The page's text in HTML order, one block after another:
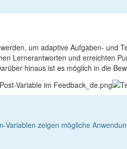
um adaptive Aufgaben- und
Lernerantworten und erreichten
hinaus ist es möglich in die
zeigen mögliche